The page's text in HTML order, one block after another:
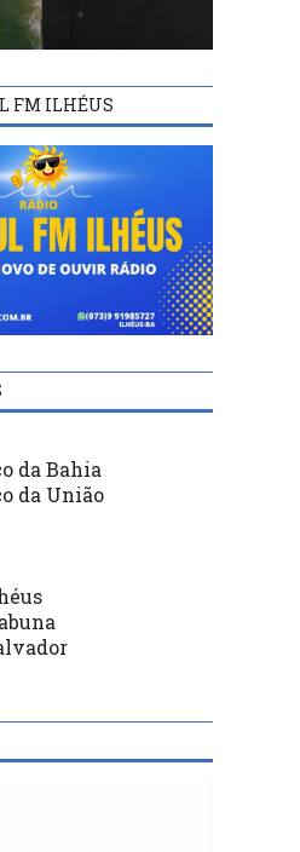
de 48
Cármen Lúcia julgará
corpus de Prisco no
FM ILHÉUS
da Bahia
da União